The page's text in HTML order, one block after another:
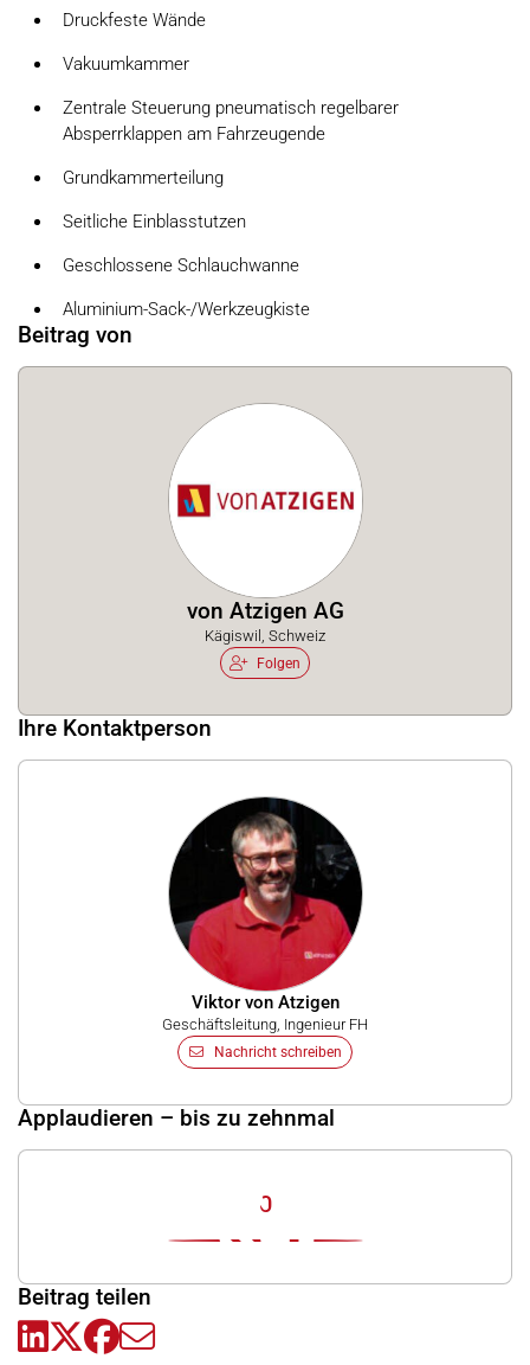
Druckfeste Wände
Vakuumkammer
Zentrale Steuerung pneumatisch regelbarer
Absperrklappen am Fahrzeugende
Grundkammerteilung
Seitliche Einblasstutzen
Geschlossene Schlauchwanne
Aluminium-Sack-/Werkzeugkiste
Beitrag von
von Atzigen AG
Kägiswil, Schweiz
Folgen
Ihre Kontaktperson
Viktor von Atzigen
Geschäftsleitung, Ingenieur FH
Nachricht schreiben
Applaudieren – bis zu zehnmal
0
Beitrag teilen